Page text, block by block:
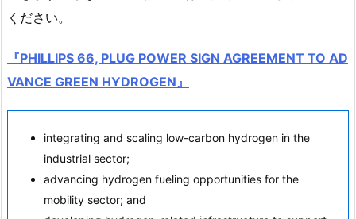
ください。
『PHILLIPS 66, PLUG POWER SIGN AGREEMENT TO AD
VANCE GREEN HYDROGEN』
integrating and scaling low-carbon hydrogen in the
industrial sector;
advancing hydrogen fueling opportunities for the
mobility sector; and